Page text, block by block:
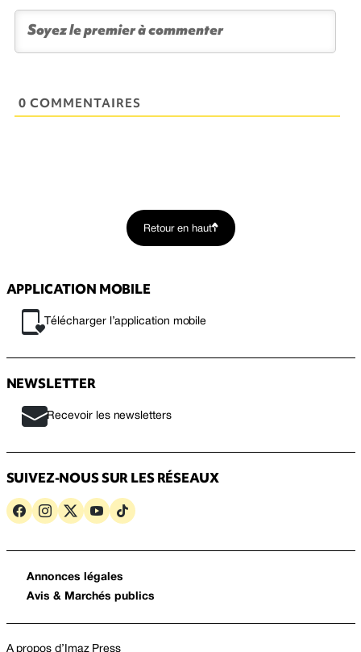
0 COMMENTAIRES
Retour en haut
APPLICATION MOBILE
Télécharger l’application mobile
NEWSLETTER
Recevoir les newsletters
SUIVEZ-NOUS SUR LES RÉSEAUX
Annonces légales
Avis & Marchés publics
A propos d’Imaz Press